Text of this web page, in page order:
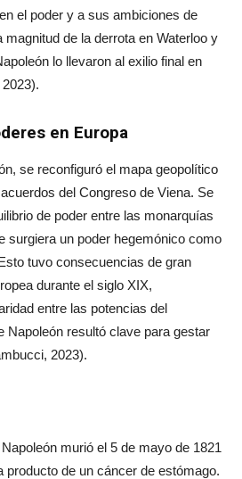
el poder y a sus ambiciones de
de la derrota en Waterloo y
lo llevaron al exilio final en
en Europa
se reconfiguró el mapa geopolítico
del Congreso de Viena. Se
de poder entre las monarquías
surgiera un poder hegemónico como
tuvo consecuencias de gran
durante el siglo XIX,
entre las potencias del
Napoleón resultó clave para gestar
2023).
murió el 5 de mayo de 1821
producto de un cáncer de estómago.